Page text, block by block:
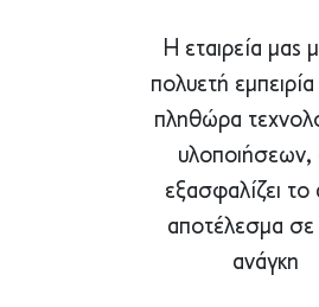
Η εταιρεία μας
πολυετή
πληθώρα
υλοποιήσεων,
εξασφαλίζει το
αποτέλεσμα σε
ανάγκη